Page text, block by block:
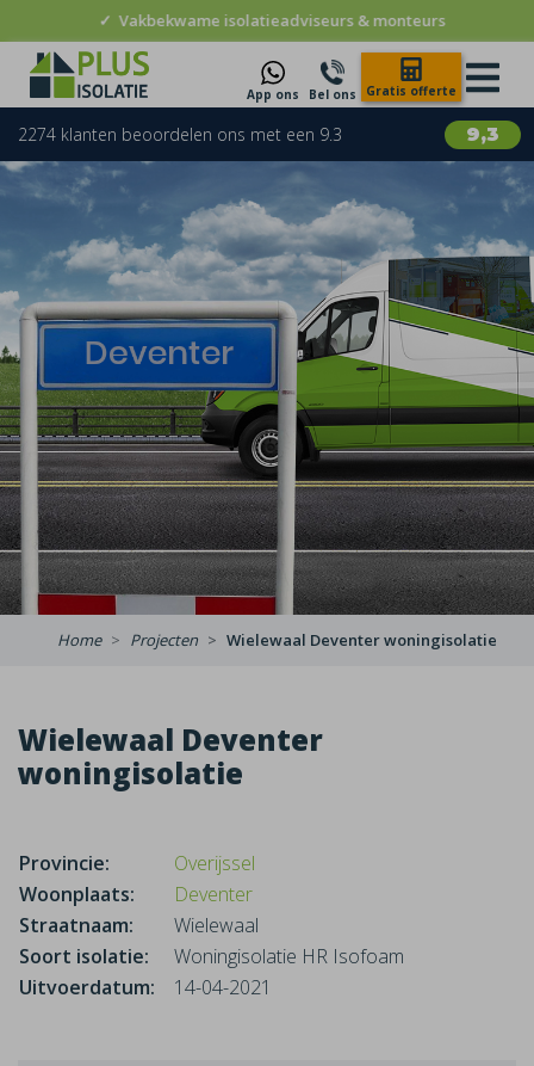
✓ Vakbekwame isolatieadviseurs & monteurs
App ons Bel ons Gratis offerte
9,3
2274 klanten beoordelen ons met een 9.3
Home Projecten Wielewaal Deventer woningisolatie
Wielewaal Deventer
woningisolatie
Provincie:
Overijssel
Woonplaats:
Deventer
Straatnaam:
Wielewaal
Soort isolatie:
Woningisolatie HR Isofoam
Uitvoerdatum:
14-04-2021